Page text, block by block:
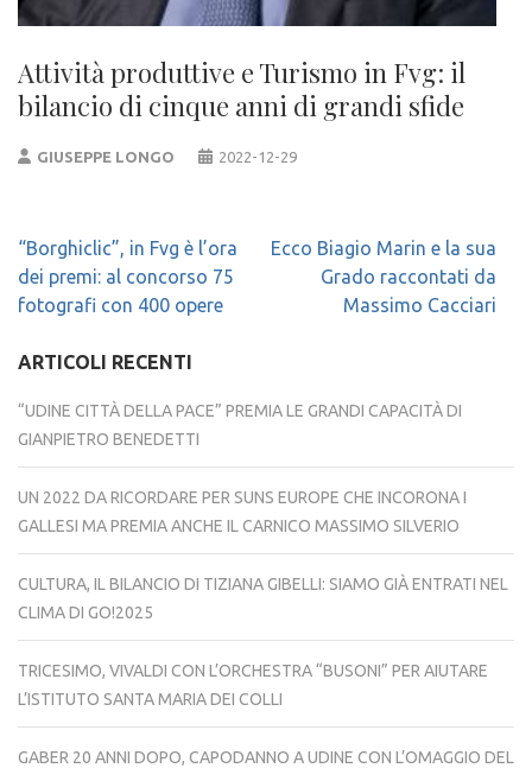
Attività produttive e Turismo in Fvg: il
bilancio di cinque anni di grandi sfide
GIUSEPPE LONGO 2022-12-29
Navigazione
articoli
“Borghiclic”, in Fvg è l’ora
dei premi: al concorso 75
fotografi con 400 opere
Ecco Biagio Marin e la sua
Grado raccontati da
Massimo Cacciari
ARTICOLI RECENTI
“UDINE CITTÀ DELLA PACE” PREMIA LE GRANDI CAPACITÀ DI
GIANPIETRO BENEDETTI
UN 2022 DA RICORDARE PER SUNS EUROPE CHE INCORONA I
GALLESI MA PREMIA ANCHE IL CARNICO MASSIMO SILVERIO
CULTURA, IL BILANCIO DI TIZIANA GIBELLI: SIAMO GIÀ ENTRATI NEL
CLIMA DI GO!2025
TRICESIMO, VIVALDI CON L’ORCHESTRA “BUSONI” PER AIUTARE
L’ISTITUTO SANTA MARIA DEI COLLI
GABER 20 ANNI DOPO, CAPODANNO A UDINE CON L’OMAGGIO DEL